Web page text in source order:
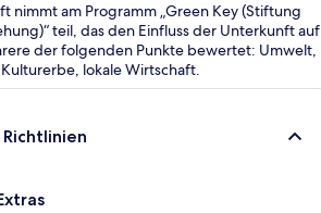
nimmt am Programm „Green Key (Stiftung
teil, das den Einfluss der Unterkunft auf
der folgenden Punkte bewertet: Umwelt,
lokale Wirtschaft.